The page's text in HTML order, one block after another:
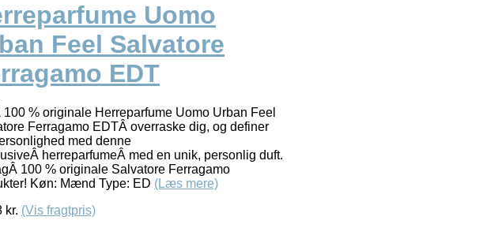
Uomo
Feel Salvatore
EDT
100 % originale Herreparfume Uomo Urban Feel
Ferragamo EDTÂ overraske dig, og definer
med denne
herreparfumeÂ med en unik, personlig duft.
100 % originale Salvatore Ferragamo
Køn: Mænd Type: ED (Læs mere)
kr. (Vis fragtpris)